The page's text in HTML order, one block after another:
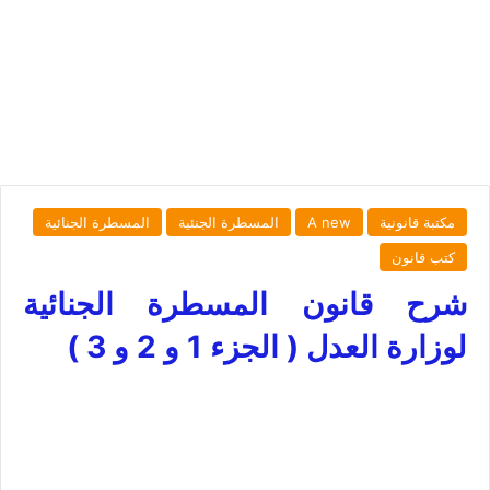
مكتبة قانونية A new المسطرة الجنئية
المسطرة الجنائية
كتب قانون
شرح قانون المسطرة الجنائية
لوزارة العدل ( الجزء 1 و 2 و 3 )